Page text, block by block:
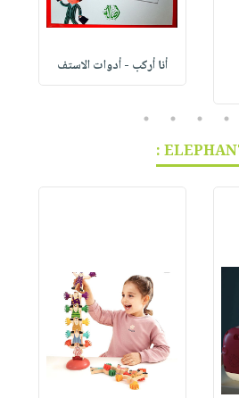
أنا أركب - أدوات الاستف
2
3
4
5